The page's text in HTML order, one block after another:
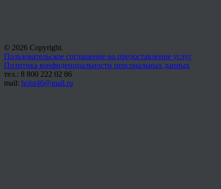
© 2026 Copyright.
Пользовательское соглашение на предоставление услуг
Политика конфиденциальности персональных данных
тел.: 8 800 222 02 86
mail: holst46@mail.ru